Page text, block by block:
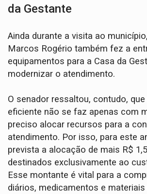
da Gestante
Ainda durante a visita ao
Marcos Rogério também fez a
equipamentos para a Casa da
modernizar o atendimento.
O senador ressaltou, contudo,
eficiente não se faz apenas com
preciso alocar recursos para a
atendimento. Por isso, para este
prevista a alocação de mais R$
destinados exclusivamente ao
Esse montante é vital para a
diários, medicamentos e